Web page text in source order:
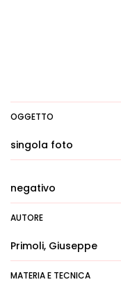
OGGETTO
singola foto
negativo
AUTORE
Primoli, Giuseppe
MATERIA E TECNICA